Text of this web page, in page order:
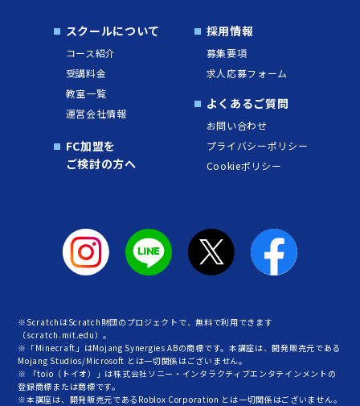
スクールについて
コース紹介
受講料金
教室一覧
運営会社情報
FC加盟を
ご検討の方へ
採用情報
募集要項
求人応募フォーム
よくあるご質問
お問い合わせ
プライバシーポリシー
Cookieポリシー
※ScratchはScratch財団のプロジェクトで、無料で利用できます
（scratch.mit.edu）。
※「Minecraft」はMojang Synergies ABの商標です。本講座は、開発販売元である
Mojang Studios/Microsoft とは一切関係はございません。
※ 「toio（トイオ）」は株式会社ソニー・インタラクティブエンタテインメントの
登録商標または商標です。
※本講座は、開発販売元であるRoblox Corporation とは一切関係はございません。